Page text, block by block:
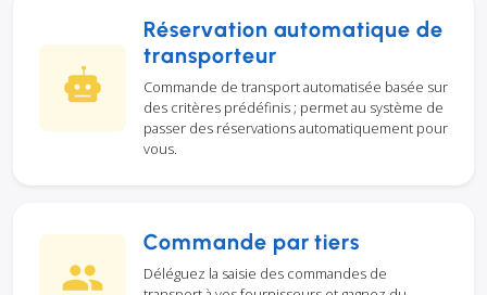
Réservation automatique de
transporteur
Commande de transport automatisée basée sur
des critères prédéfinis ; permet au système de
passer des réservations automatiquement pour
vous.
Commande par tiers
Déléguez la saisie des commandes de